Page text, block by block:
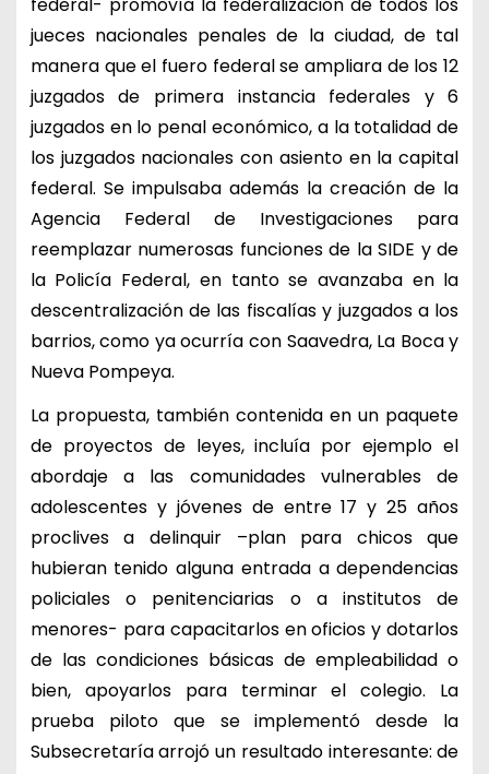
jueces nacionales penales de la ciudad, de tal
manera que el fuero federal se ampliara de los 12
juzgados de primera instancia federales y 6
juzgados en lo penal económico, a la totalidad de
los juzgados nacionales con asiento en la capital
federal. Se impulsaba además la creación de la
Agencia Federal de Investigaciones para
reemplazar numerosas funciones de la SIDE y de
la Policía Federal, en tanto se avanzaba en la
descentralización de las fiscalías y juzgados a los
barrios, como ya ocurría con Saavedra, La Boca y
Nueva Pompeya.
La propuesta, también contenida en un paquete
de proyectos de leyes, incluía por ejemplo el
abordaje a las comunidades vulnerables de
adolescentes y jóvenes de entre 17 y 25 años
proclives a delinquir –plan para chicos que
hubieran tenido alguna entrada a dependencias
policiales o penitenciarias o a institutos de
menores- para capacitarlos en oficios y dotarlos
de las condiciones básicas de empleabilidad o
bien, apoyarlos para terminar el colegio. La
prueba piloto que se implementó desde la
Subsecretaría arrojó un resultado interesante: de